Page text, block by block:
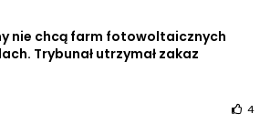
nie chcą farm fotowoltaicznych
Trybunał utrzymał zakaz
4